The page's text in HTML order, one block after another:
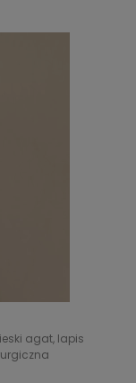
agat, lapis